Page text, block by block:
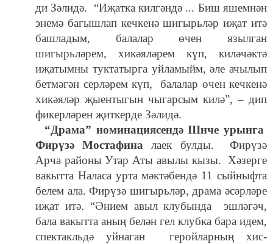
ди Зәлидә.
“Иҗатка килгәндә ... Биш яшемнән
энемә багышлап кечкенә шигырьләр иҗат итә
башладым, балалар өчен язылган
шигырьләрем, хикәяләрем күп, киләчәктә
иҗатымны туктатырга уйламыйм, әле ачылып
бетмәгән серләрем күп, балалар өчен кечкенә
хикәяләр җыентыгын чыгарсым килә”, – дип
фикерләрен җиткерде Зәлидә.
“Драма” номинациясендә IIIнче урынга
Фирүзә Мостафиналаек булды. Фирүзә
Арча районы Утар Аты авылы кызы. Хәзерге
вакытта Наласа урта мәктәбендә 11 сыйныфта
белем ала. Фирүзә шигырьләр, драма әсәрләре
иҗат итә. “Әнием авыл клубында эшләгәч,
бала вакытта аның белән гел клубка бара идем,
спектакльдә уйнаган геройларның хис-